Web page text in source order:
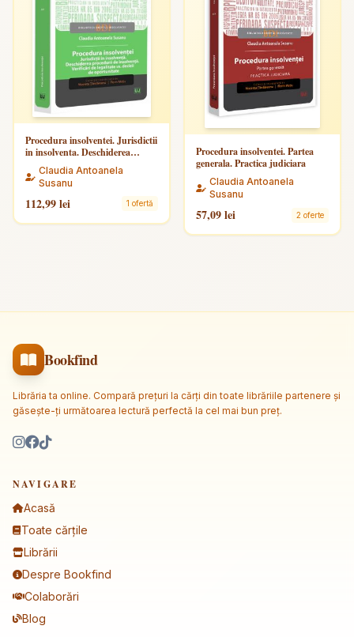
Procedura insolventei. Jurisdictii
in insolventa. Deschiderea
procedurii de insolventa.
Verificari de legalitate vs. decizii
de oportunitate
Claudia Antoanela
Susanu
112,99 lei 1 ofertă
Procedura insolventei. Partea
generala. Practica judiciara
Claudia Antoanela
Susanu
57,09 lei 2 oferte
Bookfind
Librăria ta online. Compară prețuri la cărți din toate librăriile partenere și
găsește-ți următoarea lectură perfectă la cel mai bun preț.
NAVIGARE
Acasă
Toate cărțile
Librării
Despre Bookfind
Colaborări
Blog